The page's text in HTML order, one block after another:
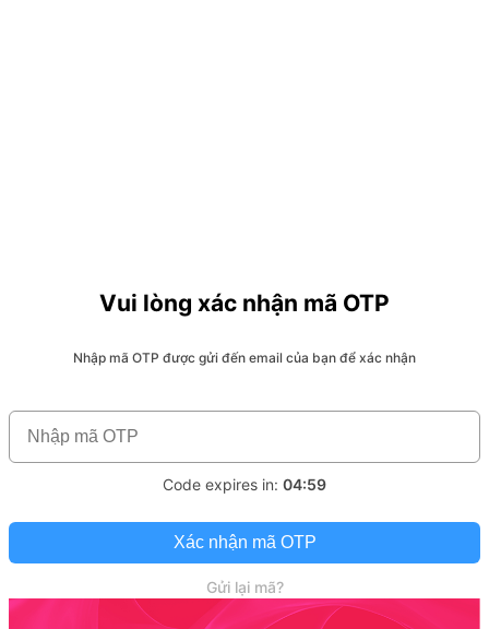
Vui lòng xác nhận mã OTP
Nhập mã OTP được gửi đến email của bạn để xác nhận
Code expires in: 04:59
Xác nhận mã OTP
Gửi lại mã?